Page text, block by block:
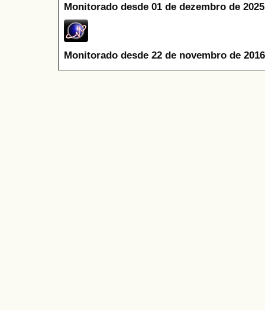
Monitorado desde 01 de dezembro de
Monitorado desde 22 de novembro de